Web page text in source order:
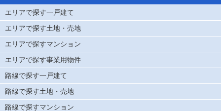
エリアで探す一戸建て
エリアで探す土地・売地
エリアで探すマンション
エリアで探す事業用物件
路線で探す一戸建て
路線で探す土地・売地
路線で探すマンション